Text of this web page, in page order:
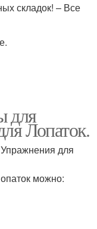
складок! – Все
для
Лопаток.
для
можно: